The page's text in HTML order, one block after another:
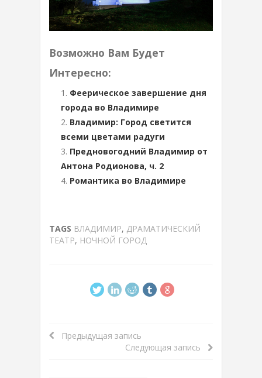
Возможно Вам Будет
Интересно:
Феерическое завершение дня
города во Владимире
Владимир: Город светится
всеми цветами радуги
Предновогодний Владимир от
Антона Родионова, ч. 2
Романтика во Владимире
TAGS ВЛАДИМИР, ДРАМАТИЧЕСКИЙ
ТЕАТР, НОЧНОЙ ГОРОД
Предыдущая запись
Следующая запись